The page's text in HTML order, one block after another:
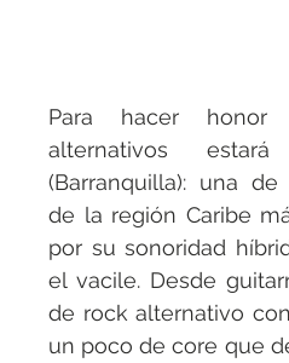
Para hacer
alternativos
(Barranquilla): una
de la región Caribe
por su sonoridad
el vacile. Desde
de rock alternativo
un poco de core que